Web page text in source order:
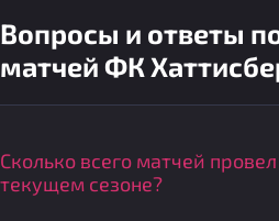
Вопросы и ответы
матчей ФК
Сколько всего матчей
текущем сезоне?